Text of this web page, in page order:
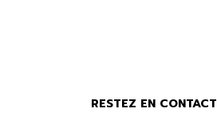
RESTEZ EN CONTACT